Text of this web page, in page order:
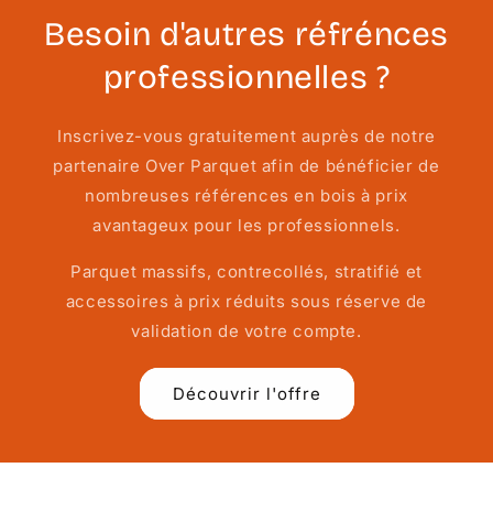
Besoin d'autres réfrénces
professionnelles ?
Inscrivez-vous gratuitement auprès de notre
partenaire Over Parquet afin de bénéficier de
nombreuses références en bois à prix
avantageux pour les professionnels.
Parquet massifs, contrecollés, stratifié et
accessoires à prix réduits sous réserve de
validation de votre compte.
Découvrir l'offre